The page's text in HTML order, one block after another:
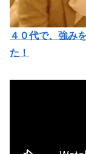
４０代で、強み
た！